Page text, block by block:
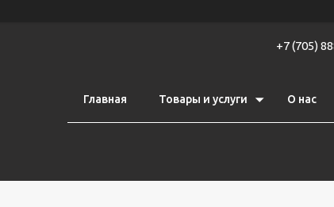
+7 (705)
Главная Товары и услуги О нас